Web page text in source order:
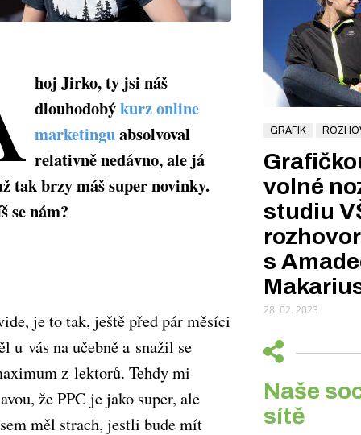
hoj Jirko, ty jsi náš
dlouhodobýkurz online
marketinguabsolvoval
relativně nedávno, ale já
tak brzy máš super novinky.
se nám?
je to tak, ještě před pár měsíci
u vás na učebně a snažil se
z lektorů. Tehdy mi
že PPC je jako super, ale
měl strach, jestli bude mít
GRAFIK
volné
studiu
rozhovor
s
28. 02. 2023
Naše
sítě